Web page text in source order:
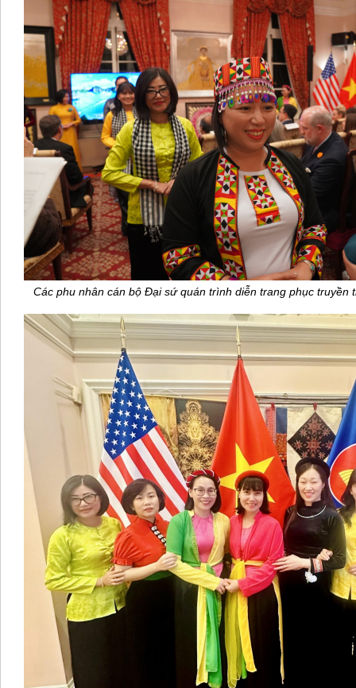
Các phu nhân cán bộ Đại sứ quán trình diễn trang phục truyền